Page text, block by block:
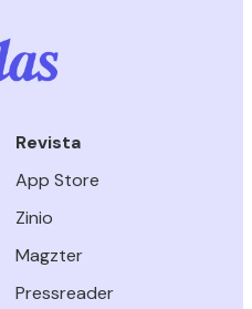
Revista
App Store
Zinio
Magzter
Pressreader